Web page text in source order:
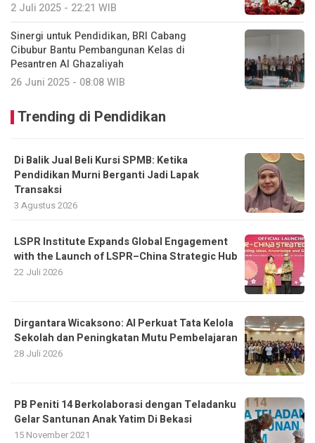
2 Juli 2025 - 22:21 WIB
Sinergi untuk Pendidikan, BRI Cabang
Cibubur Bantu Pembangunan Kelas di
Pesantren Al Ghazaliyah
26 Juni 2025 - 08:08 WIB
Trending di Pendidikan
Di Balik Jual Beli Kursi SPMB: Ketika
Pendidikan Murni Berganti Jadi Lapak
Transaksi
3 Agustus 2026
LSPR Institute Expands Global Engagement
with the Launch of LSPR–China Strategic Hub
22 Juli 2026
Dirgantara Wicaksono: AI Perkuat Tata Kelola
Sekolah dan Peningkatan Mutu Pembelajaran
28 Juli 2026
PB Peniti 14 Berkolaborasi dengan Teladanku
Gelar Santunan Anak Yatim Di Bekasi
15 November 2021